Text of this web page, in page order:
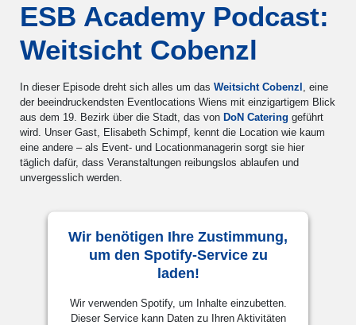
ESB Academy Podcast:
Weitsicht Cobenzl
In dieser Episode dreht sich alles um das Weitsicht Cobenzl , eine
der beeindruckendsten Eventlocations Wiens mit einzigartigem Blick
aus dem 19. Bezirk über die Stadt, das von ⁠DoN Catering⁠ geführt
wird. Unser Gast, Elisabeth Schimpf, kennt die Location wie kaum
eine andere – als Event- und Locationmanagerin sorgt sie hier
täglich dafür, dass Veranstaltungen reibungslos ablaufen und
unvergesslich werden.
Wir benötigen Ihre Zustimmung,
um den Spotify-Service zu
laden!
Wir verwenden Spotify, um Inhalte einzubetten.
Dieser Service kann Daten zu Ihren Aktivitäten